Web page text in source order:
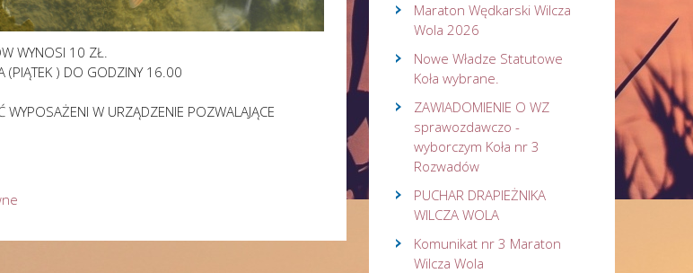
WYNOSI 10 ZŁ.
(PIĄTEK ) DO GODZINY 16.00
WYPOSAŻENI W URZĄDZENIE POZWALAJĄCE
Maraton Wędkarski Wilcza
Wola 2026
Nowe Władze Statutowe
Koła wybrane.
ZAWIADOMIENIE O WZ
sprawozdawczo -
wyborczym Koła nr 3
Rozwadów
PUCHAR DRAPIEŻNIKA
WILCZA WOLA
Komunikat nr 3 Maraton
Wilcza Wola